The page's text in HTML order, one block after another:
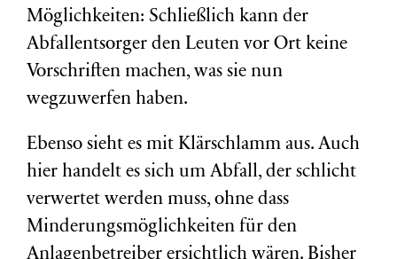
Möglichkeiten: Schließlich kann der
Abfallentsorger den Leuten vor Ort keine
Vorschriften machen, was sie nun
wegzuwerfen haben.
Ebenso sieht es mit Klärschlamm aus. Auch
hier handelt es sich um Abfall, der schlicht
verwertet werden muss, ohne dass
Minderungsmöglichkeiten für den
Anlagenbetreiber ersichtlich wären. Bisher